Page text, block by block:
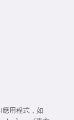
應用程式，如